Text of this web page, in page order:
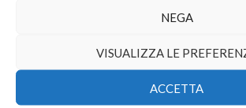
NEGA
VISUALIZZA LE
ACCETTA
F. +39 02 45508472
info@diba-srl.com